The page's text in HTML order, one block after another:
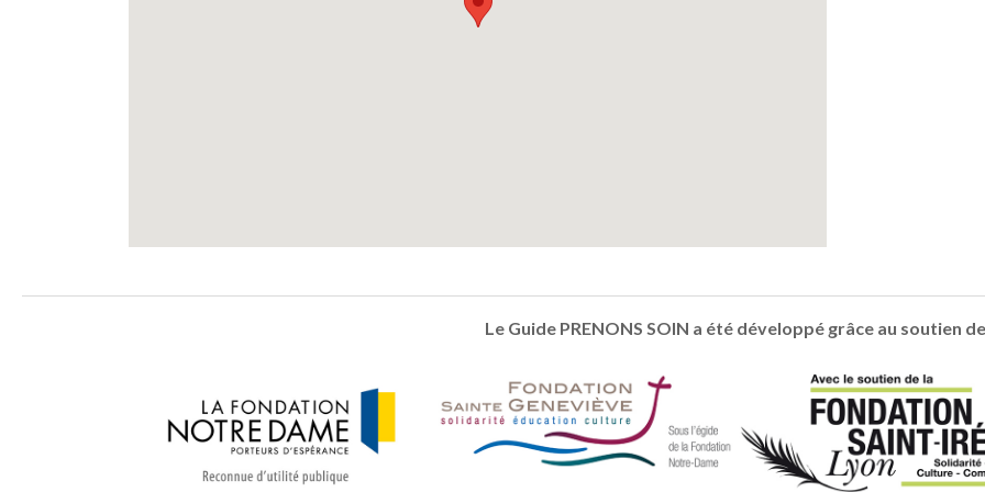
Le Guide PRENONS SOIN a été développé grâce au soutien